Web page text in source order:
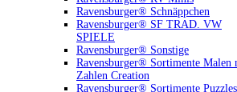
Ravensburger® Schnäppchen
Ravensburger® SF TRAD. VW
SPIELE
Ravensburger® Sonstige
Ravensburger® Sortimente Malen
Zahlen Creation
Ravensburger® Sortimente Puzzles